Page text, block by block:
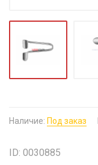
Наличие: Под заказ
ID: 0030885